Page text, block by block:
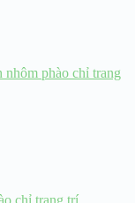
phào chỉ trang
chỉ trang trí